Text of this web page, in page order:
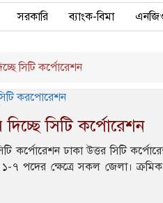
সরকারি ব্যাংক-বিমা
সিটি কর্পোরেশন
সিটি কর্পোরেশন
কর্পোরেশন ঢাকা উত্তর সিটি
৭ পদের ক্ষেত্রে সকল জেলা। ক্রমিক